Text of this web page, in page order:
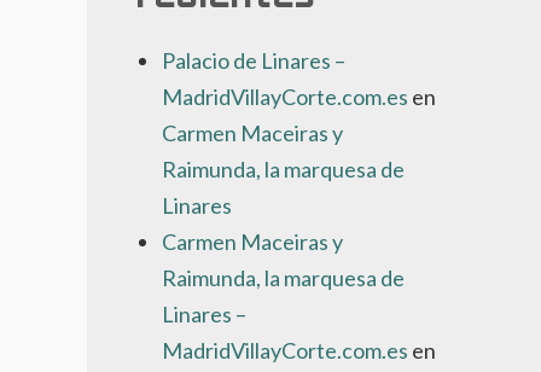
Palacio de Linares –
MadridVillayCorte.com.es en
Carmen Maceiras y
Raimunda, la marquesa de
Linares
Carmen Maceiras y
Raimunda, la marquesa de
Linares –
MadridVillayCorte.com.es en